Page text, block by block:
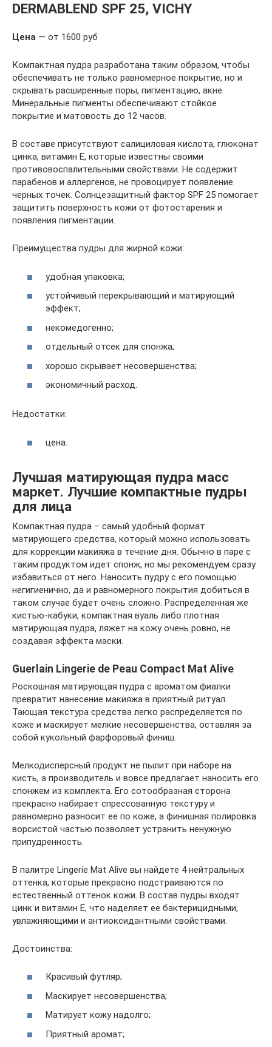
DERMABLEND SPF 25, VICHY
Цена — от 1600 руб
Компактная пудра разработана таким образом, чтобы
обеспечивать не только равномерное покрытие, но и
скрывать расширенные поры, пигментацию, акне.
Минеральные пигменты обеспечивают стойкое
покрытие и матовость до 12 часов.
В составе присутствуют салициловая кислота, глюконат
цинка, витамин Е, которые известны своими
противовоспалительными свойствами. Не содержит
парабенов и аллергенов, не провоцирует появление
черных точек. Солнцезащитный фактор SPF 25 помогает
защитить поверхность кожи от фотостарения и
появления пигментации.
Преимущества пудры для жирной кожи:
удобная упаковка;
устойчивый перекрывающий и матирующий
эффект;
некомедогенно;
отдельный отсек для спонжа;
хорошо скрывает несовершенства;
экономичный расход.
Недостатки:
цена.
Лучшая матирующая пудра масс
маркет. Лучшие компактные пудры
для лица
Компактная пудра – самый удобный формат
матирующего средства, который можно использовать
для коррекции макияжа в течение дня. Обычно в паре с
таким продуктом идет спонж, но мы рекомендуем сразу
избавиться от него. Наносить пудру с его помощью
негигиенично, да и равномерного покрытия добиться в
таком случае будет очень сложно. Распределенная же
кистью-кабуки, компактная вуаль либо плотная
матирующая пудра, ляжет на кожу очень ровно, не
создавая эффекта маски.
Guerlain Lingerie de Peau Compact Mat Alive
Роскошная матирующая пудра с ароматом фиалки
превратит нанесение макияжа в приятный ритуал.
Тающая текстура средства легко распределяется по
коже и маскирует мелкие несовершенства, оставляя за
собой кукольный фарфоровый финиш.
Мелкодисперсный продукт не пылит при наборе на
кисть, а производитель и вовсе предлагает наносить его
спонжем из комплекта. Его сотообразная сторона
прекрасно набирает спрессованную текстуру и
равномерно разносит ее по коже, а финишная полировка
ворсистой частью позволяет устранить ненужную
припудренность.
В палитре Lingerie Mat Alive вы найдете 4 нейтральных
оттенка, которые прекрасно подстраиваются по
естественный оттенок кожи. В состав пудры входят
цинк и витамин E, что наделяет ее бактерицидными,
увлажняющими и антиоксидантными свойствами.
Достоинства:
Красивый футляр;
Маскирует несовершенства;
Матирует кожу надолго;
Приятный аромат;